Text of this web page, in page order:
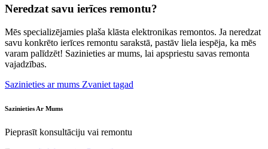
Neredzat savu ierīces remontu?
Mēs specializējamies plaša klāsta elektronikas remontos. Ja neredzat
savu konkrēto ierīces remontu sarakstā, pastāv liela iespēja, ka mēs
varam palīdzēt! Sazinieties ar mums, lai apspriestu savas remonta
vajadzības.
Sazinieties ar mums Zvaniet tagad
Sazinieties Ar Mums
Pieprasīt konsultāciju vai remontu